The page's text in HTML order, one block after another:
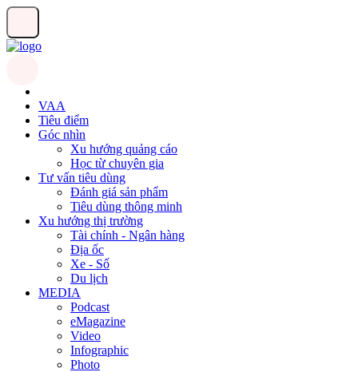
VAA
Tiêu điểm
Góc nhìn
Xu hướng quảng cáo
Học từ chuyên gia
Tư vấn tiêu dùng
Đánh giá sản phẩm
Tiêu dùng thông minh
Xu hướng thị trường
Tài chính - Ngân hàng
Địa ốc
Xe - Số
Du lịch
MEDIA
Podcast
eMagazine
Video
Infographic
Photo